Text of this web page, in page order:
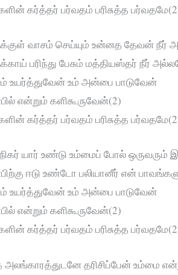
கர்த்தர் பர்வதம் பரிசுத்த
வாசம் செய்யும் உன்னத தேவன் நீர்
பரிந்து பேசும் மத்தியஸ்தர் நீர்
உயர்த்துவேன் உம் அன்பை பாடுவேன்
என்றும் களிகூருவேன்(2)
கர்த்தர் பர்வதம் பரிசுத்த
யார் உண்டு உம்மைப் போல் ஒருவரும்
ஈடு உண்டோ பலியானீர் என்
உயர்த்துவேன் உம் அன்பை பாடுவேன்
என்றும் களிகூருவேன்(2)
கர்த்தர் பர்வதம் பரிசுத்த
அலங்காரத்துடனே தரிசிப்பேன் உம்மை